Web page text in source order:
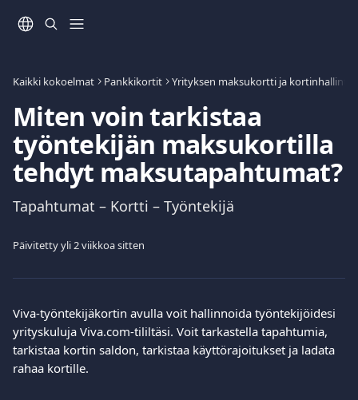
Kaikki kokoelmat Pankkikortit Yrityksen maksukortti ja kortinhallinta
Miten voin tarkistaa
työntekijän maksukortilla
tehdyt maksutapahtumat?
Tapahtumat – Kortti – Työntekijä
Päivitetty yli 2 viikkoa sitten
Viva-työntekijäkortin avulla voit hallinnoida työntekijöidesi
yrityskuluja Viva.com-tililtäsi. Voit tarkastella tapahtumia,
tarkistaa kortin saldon, tarkistaa käyttörajoitukset ja ladata
rahaa kortille.